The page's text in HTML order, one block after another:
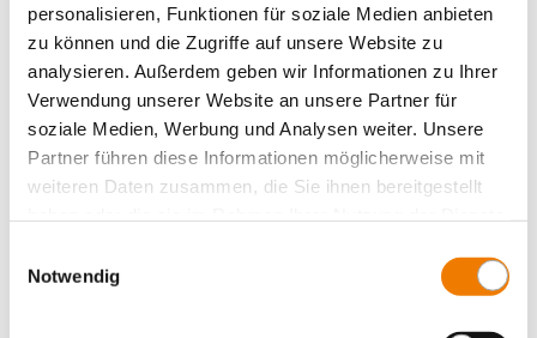
personalisieren, Funktionen für soziale Medien anbieten
zu können und die Zugriffe auf unsere Website zu
analysieren. Außerdem geben wir Informationen zu Ihrer
Verwendung unserer Website an unsere Partner für
soziale Medien, Werbung und Analysen weiter. Unsere
Partner führen diese Informationen möglicherweise mit
weiteren Daten zusammen, die Sie ihnen bereitgestellt
Notwendig
connection top or bottom
for busbars: 12, 15, 20, 25, 30 x 5, 10 and section busbars
More